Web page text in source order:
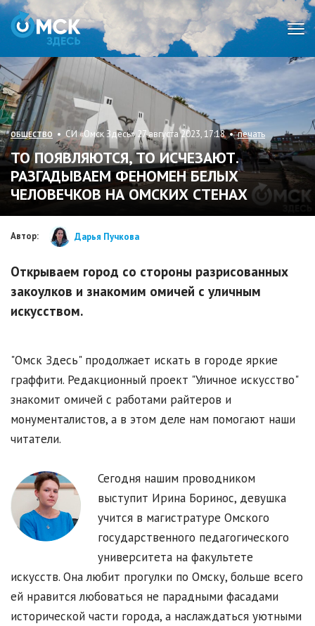
ОБЩЕСТВО • СИ «Омск Здесь» 27 августа 2023, 17:18 •печать
ТО ПОЯВЛЯЮТСЯ, ТО ИСЧЕЗАЮТ.
РАЗГАДЫВАЕМ ФЕНОМЕН БЕЛЫХ
ЧЕЛОВЕЧКОВ НА ОМСКИХ СТЕНАХ
Автор: Дарья Пучкова
Открываем город со стороны разрисованных
закоулков и знакомим омичей с уличным
искусством.
"Омск Здесь" продолжает искать в городе яркие
граффити. Редакционный проект "Уличное искусство"
знакомит омичей с работами райтеров и
монументалистов, а в этом деле нам помогают наши
читатели.
Сегодня нашим проводником
выступит Ирина Боринос, девушка
учится в магистратуре Омского
государственного педагогического
университета на факультете
искусств. Она любит прогулки по Омску, больше всего
ей нравится любоваться не парадными фасадами
исторической части города, а наслаждаться уютными